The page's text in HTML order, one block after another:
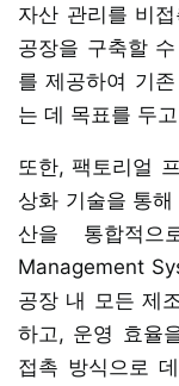
자산 관리를 비
공장을 구축할
를 제공하여 기
는 데 목표를 두
또한, 팩토리얼
상화 기술을 통
산을 통합적
Management
공장 내 모든 제
하고, 운영 효율
접촉 방식으로